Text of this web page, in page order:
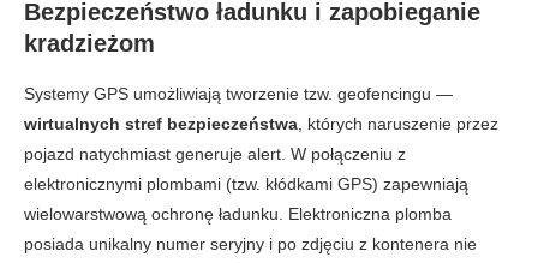
Bezpieczeństwo ładunku i zapobieganie
kradzieżom
Systemy GPS umożliwiają tworzenie tzw. geofencingu —
wirtualnych stref bezpieczeństwa , których naruszenie przez
pojazd natychmiast generuje alert. W połączeniu z
elektronicznymi plombami (tzw. kłódkami GPS) zapewniają
wielowarstwową ochronę ładunku. Elektroniczna plomba
posiada unikalny numer seryjny i po zdjęciu z kontenera nie